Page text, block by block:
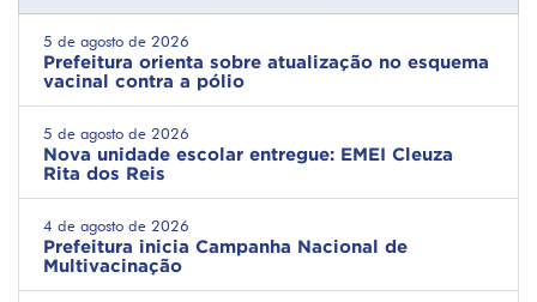
5 de agosto de 2026
Prefeitura orienta sobre atualização no esquema
vacinal contra a pólio
5 de agosto de 2026
Nova unidade escolar entregue: EMEI Cleuza
Rita dos Reis
4 de agosto de 2026
Prefeitura inicia Campanha Nacional de
Multivacinação